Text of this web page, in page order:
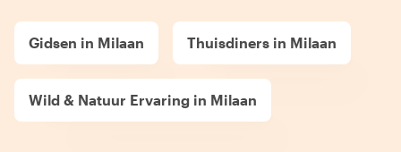
Gidsen in Milaan Thuisdiners in Milaan
Wild & Natuur Ervaring in Milaan